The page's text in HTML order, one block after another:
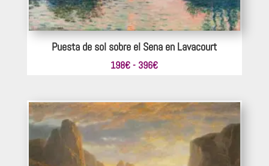
Puesta de sol sobre el Sena en Lavacourt
198€ - 396€Rango
desde
198€
hasta
396€